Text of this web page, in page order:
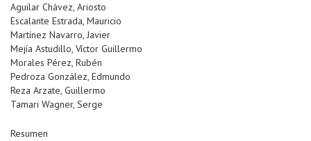
Aguilar Chávez, Ariosto
Escalante Estrada, Mauricio
Martínez Navarro, Javier
Mejía Astudillo, Víctor Guillermo
Morales Pérez, Rubén
Pedroza González, Edmundo
Reza Arzate, Guillermo
Tamari Wagner, Serge
Resumen